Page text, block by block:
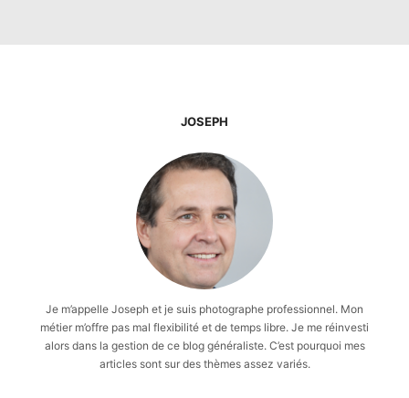
JOSEPH
Je m’appelle Joseph et je suis photographe professionnel. Mon
métier m’offre pas mal flexibilité et de temps libre. Je me réinvesti
alors dans la gestion de ce blog généraliste. C’est pourquoi mes
articles sont sur des thèmes assez variés.